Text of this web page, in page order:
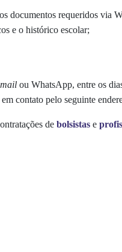
documentos requeridos via
e o histórico escolar;
ou WhatsApp, entre os
contato pelo seguinte
de bolsistas e